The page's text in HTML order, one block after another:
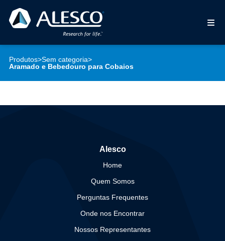
Produtos>Sem categoria>
Aramado e Bebedouro para Cobaios
Alesco
Home
Quem Somos
Perguntas Frequentes
Onde nos Encontrar
Nossos Representantes